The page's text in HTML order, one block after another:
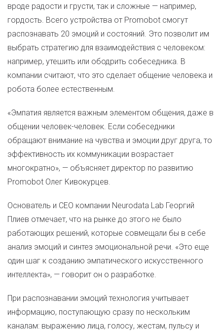
вроде радости и грусти, так и сложные — например,
гордость. Всего устройства от Promobot смогут
распознавать 20 эмоций и состояний. Это позволит им
выбрать стратегию для взаимодействия с человеком:
например, утешить или ободрить собеседника. В
компании считают, что это сделает общение человека и
робота более естественным.
«Эмпатия является важным элементом общения, даже в
общении человек-человек. Если собеседники
обращают внимание на чувства и эмоции друг друга, то
эффективность их коммуникации возрастает
многократно», — объясняет директор по развитию
Promobot Олег Кивокурцев.
Основатель и CEO компании Neurodata Lab Георгий
Плиев отмечает, что на рынке до этого не было
работающих решений, которые совмещали бы в себе
анализ эмоций и синтез эмоциональной речи. «Это еще
один шаг к созданию эмпатического искусственного
интеллекта», — говорит он о разработке.
При распознавании эмоций технология учитывает
информацию, поступающую сразу по нескольким
каналам: выражению лица, голосу, жестам, пульсу и